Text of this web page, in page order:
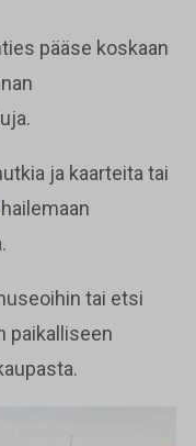
pääse koskaan
ja kaarteita tai
tai etsi
paikalliseen